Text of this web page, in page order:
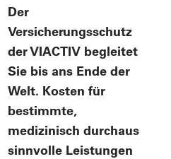
Der
Versicherungsschutz
der VIACTIV begleitet
Sie bis ans Ende der
Welt. Kosten für
bestimmte,
medizinisch durchaus
sinnvolle Leistungen